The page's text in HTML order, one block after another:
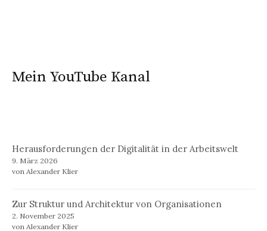
Mein YouTube Kanal
Herausforderungen der Digitalität in der Arbeitswelt
9. März 2026
von Alexander Klier
Zur Struktur und Architektur von Organisationen
2. November 2025
von Alexander Klier